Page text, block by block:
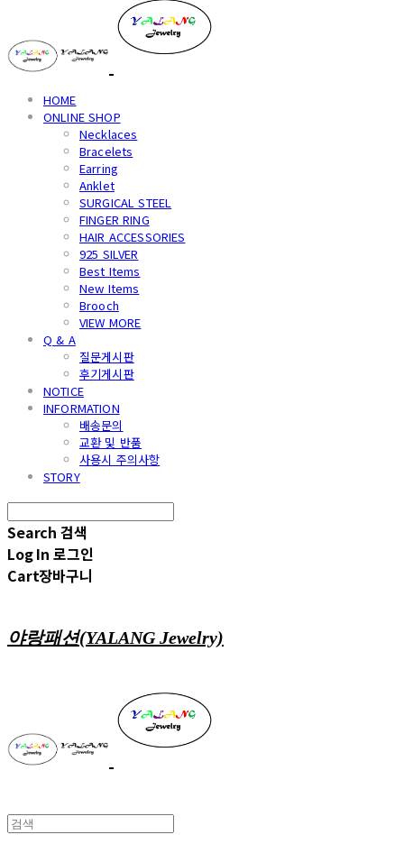
HOME
ONLINE SHOP
Necklaces
Bracelets
Earring
Anklet
SURGICAL STEEL
FINGER RING
HAIR ACCESSORIES
925 SILVER
Best Items
New Items
Brooch
VIEW MORE
Q & A
질문게시판
후기게시판
NOTICE
INFORMATION
배송문의
교환 및 반품
사용시 주의사항
STORY
Search 검색
Log In 로그인
Cart장바구니
야랑패션(YALANG Jewelry)